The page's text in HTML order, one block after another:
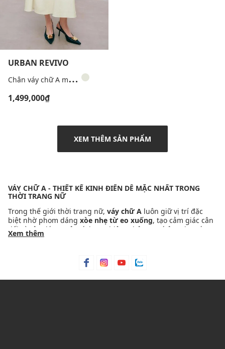
URBAN REVIVO
C
hân váy chữ A midi bất đối xứng
1,499,000₫
XEM THÊM SẢN PHẨM
VÁY CHỮ A - THIẾT KẾ KINH ĐIỂN DỄ MẶC NHẤT TRONG
THỜI TRANG NỮ
Trong thế giới thời trang nữ, váy chữ A luôn giữ vị trí đặc
biệt nhờ phom dáng xòe nhẹ từ eo xuống, tạo cảm giác cân
đối và tôn dáng một cách tự nhiên. Không quá ôm như váy
bút chì, cũng không phồng rộng cầu kỳ, váy chữ A mang đến
các thương hiệu thời trang cao cấp và đương đại, phù hợp
trung.
Xem thêm